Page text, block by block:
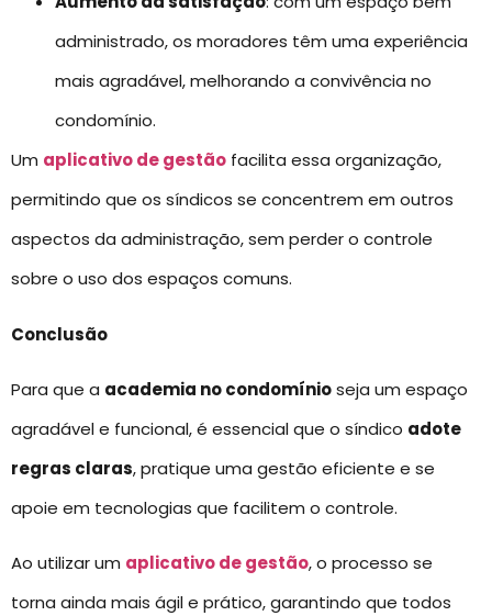
administrado, os moradores têm uma experiência
mais agradável, melhorando a convivência no
condomínio.
Um aplicativo de gestão facilita essa organização,
permitindo que os síndicos se concentrem em outros
aspectos da administração, sem perder o controle
sobre o uso dos espaços comuns.
Conclusão
Para que a academia no condomínioseja um espaço
agradável e funcional, é essencial que o síndico adote
regras claras, pratique uma gestão eficiente e se
apoie em tecnologias que facilitem o controle.
Ao utilizar um aplicativo de gestão, o processo se
torna ainda mais ágil e prático, garantindo que todos